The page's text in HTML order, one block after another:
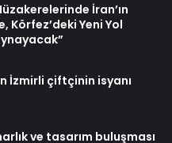
İran’ın
Körfez’deki Yeni Yol
İzmirli çiftçinin isyanı
ve tasarım buluşması